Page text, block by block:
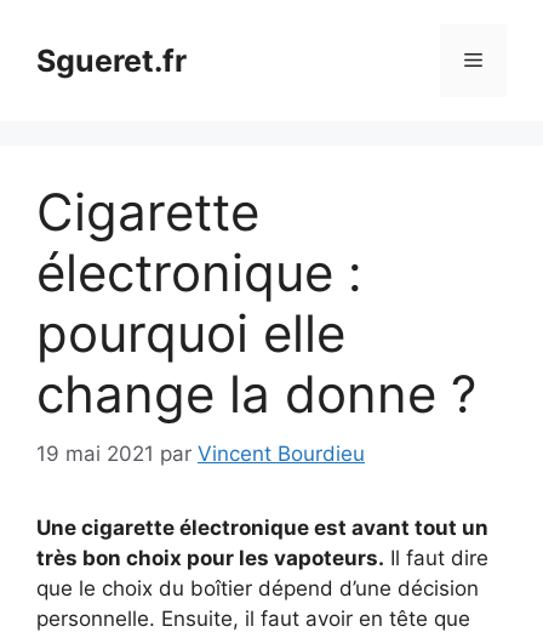
contenuSgueret.fr Menu
Cigarette
électronique :
pourquoi elle
change la donne ?
19 mai 2021 par Vincent Bourdieu
Une cigarette électronique est avant tout un
très bon choix pour les vapoteurs. Il faut dire
que le choix du boîtier dépend d’une décision
personnelle. Ensuite, il faut avoir en tête que